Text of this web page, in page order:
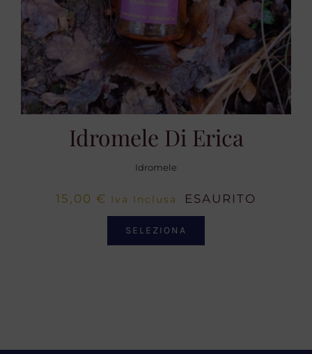
Idromele Di Erica
Idromele
15,00 € Iva Inclusa ESAURITO
SELEZIONA